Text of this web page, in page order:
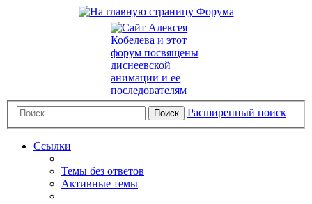
Поиск Расширенный поиск
Ссылки
Темы без ответов
Активные темы